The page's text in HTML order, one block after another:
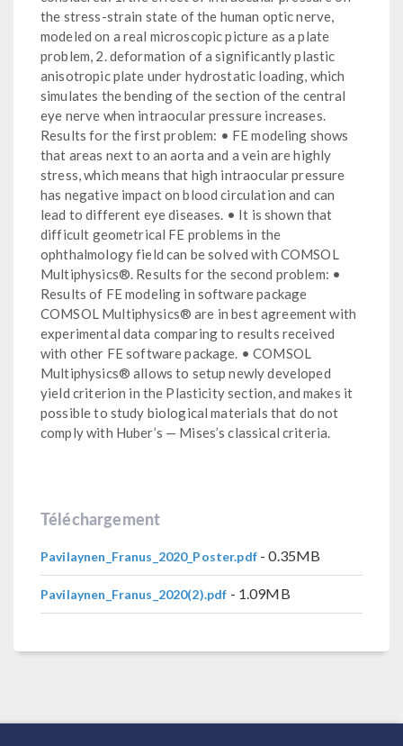
the stress-strain state of the human optic nerve,
modeled on a real microscopic picture as a plate
problem, 2. deformation of a significantly plastic
anisotropic plate under hydrostatic loading, which
simulates the bending of the section of the central
eye nerve when intraocular pressure increases.
Results for the first problem: • FE modeling shows
that areas next to an aorta and a vein are highly
stress, which means that high intraocular pressure
has negative impact on blood circulation and can
lead to different eye diseases. • It is shown that
difficult geometrical FE problems in the
ophthalmology field can be solved with COMSOL
Multiphysics®. Results for the second problem: •
Results of FE modeling in software package
COMSOL Multiphysics® are in best agreement with
experimental data comparing to results received
with other FE software package. • COMSOL
Multiphysics® allows to setup newly developed
yield criterion in the Plasticity section, and makes it
possible to study biological materials that do not
comply with Huber’s — Mises’s classical criteria.
Téléchargement
Pavilaynen_Franus_2020_Poster.pdf- 0.35MB
Pavilaynen_Franus_2020(2).pdf - 1.09MB